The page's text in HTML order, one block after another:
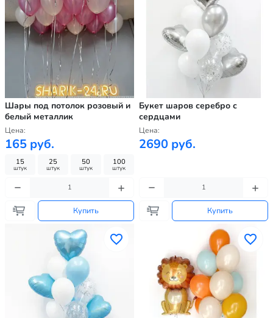
Шары под потолок розовый и
белый металлик
Цена:
165 руб.
15
штук
25
штук
50
штук
100
штук
Купить
Букет шаров серебро с
сердцами
Цена:
2690 руб.
Купить